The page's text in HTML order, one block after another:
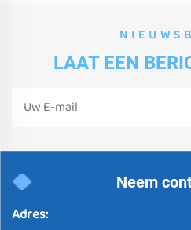
LAAT EEN
Neem
Adres: